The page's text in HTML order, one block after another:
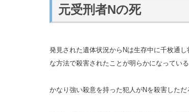
元受刑者Nの死
発見された遺体状況からNは生存中に千枚通
な方法で殺害されたことが明らかになっている
かなり強い殺意を持った犯人がNを殺害しただ